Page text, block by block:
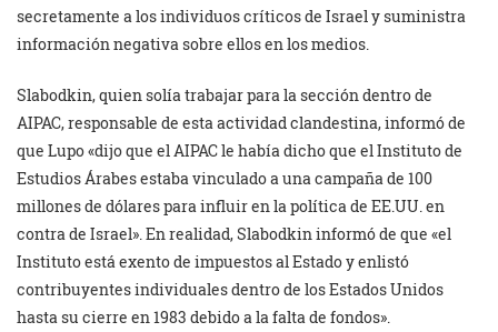
secretamente a los individuos críticos de Israel y suministra
información negativa sobre ellos en los medios.
Slabodkin, quien solía trabajar para la sección dentro de
AIPAC, responsable de esta actividad clandestina, informó de
que Lupo «dijo que el AIPAC le había dicho que el Instituto de
Estudios Árabes estaba vinculado a una campaña de 100
millones de dólares para influir en la política de EE.UU. en
contra de Israel». En realidad, Slabodkin informó de que «el
Instituto está exento de impuestos al Estado y enlistó
contribuyentes individuales dentro de los Estados Unidos
hasta su cierre en 1983 debido a la falta de fondos».